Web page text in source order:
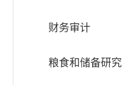
财务审计
粮食和储备研究